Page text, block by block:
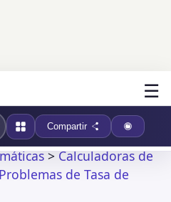
☰
Compartir
>Calculadoras de
de Tasa de